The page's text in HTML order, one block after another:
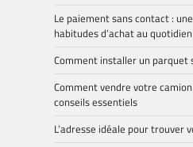
Le paiement sans contact :
habitudes d’achat au quotidien
Comment installer un
Comment vendre votre
conseils essentiels
L’adresse idéale pour trouver